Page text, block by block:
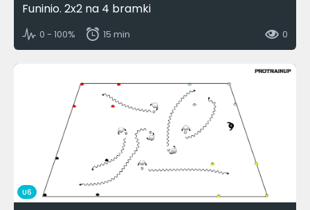
Funinio. 2x2 na 4 bramki
0 - 100% 15 min 0
U6